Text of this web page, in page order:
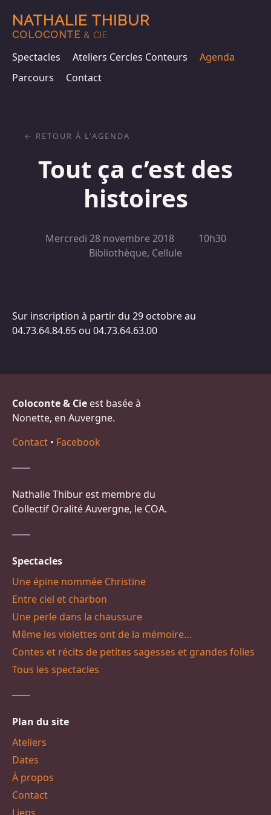
NATHALIE THIBUR
COLOCONTE & CIE
Spectacles Ateliers Cercles Conteurs
Agenda
Parcours
Contact
Tout ça c’est des
histoires
Mercredi 28 novembre 2018
10h30
Bibliothèque, Cellule
RETOUR À L'AGENDA
Sur inscription à partir du 29 octobre au
04.73.64.84.65 ou 04.73.64.63.00
Coloconte & Cie est basée à
Nonette, en Auvergne.
Contact • Facebook
Nathalie Thibur est membre du
Collectif Oralité Auvergne, le COA.
Spectacles
Une épine nommée Christine
Entre ciel et charbon
Une perle dans la chaussure
Même les violettes ont de la mémoire…
Contes et récits de petites sagesses et grandes folies
Tous les spectacles
Plan du site
Ateliers
Dates
À propos
Contact